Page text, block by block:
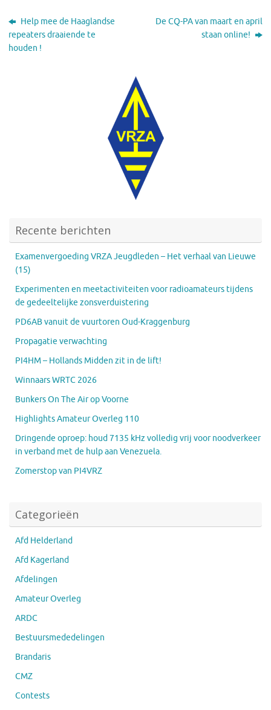
Help mee de Haaglandse
repeaters draaiende te
houden !
De CQ-PA van maart en april
staan online!
Recente berichten
Examenvergoeding VRZA Jeugdleden – Het verhaal van Lieuwe
(15)
Experimenten en meetactiviteiten voor radioamateurs tijdens
de gedeeltelijke zonsverduistering
PD6AB vanuit de vuurtoren Oud-Kraggenburg
Propagatie verwachting
PI4HM – Hollands Midden zit in de lift!
Winnaars WRTC 2026
Bunkers On The Air op Voorne
Highlights Amateur Overleg 110
Dringende oproep: houd 7135 kHz volledig vrij voor noodverkeer
in verband met de hulp aan Venezuela.
Zomerstop van PI4VRZ
Categorieën
Afd Helderland
Afd Kagerland
Afdelingen
Amateur Overleg
ARDC
Bestuursmededelingen
Brandaris
CMZ
Contests